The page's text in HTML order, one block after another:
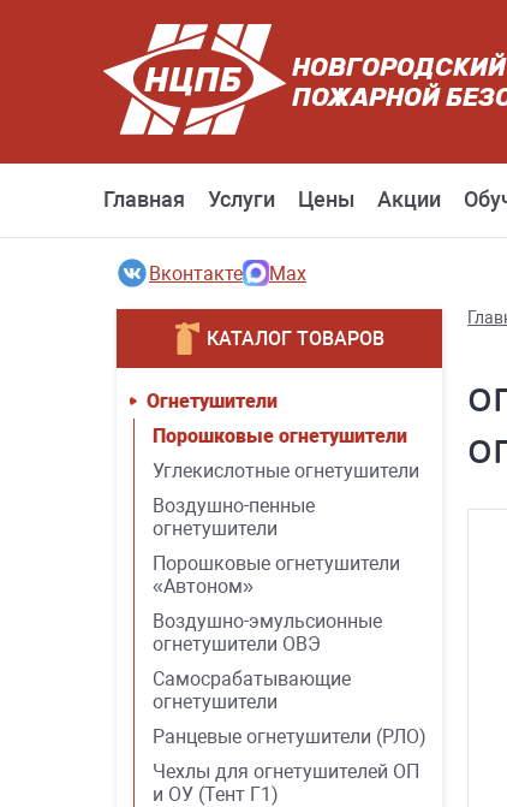
ПОЖАРНОЙ
Главная Услуги Цены Акции
Вконтакте Max
КАТАЛОГ ТОВАРОВ
Огнетушители
Порошковые огнетушители
Углекислотные огнетушители
Воздушно-пенные
огнетушители
Порошковые огнетушители
«Автоном»
Воздушно-эмульсионные
огнетушители ОВЭ
Самосрабатывающие
огнетушители
Ранцевые огнетушители (РЛО)
Чехлы для огнетушителей ОП
и ОУ (Тент Г1)